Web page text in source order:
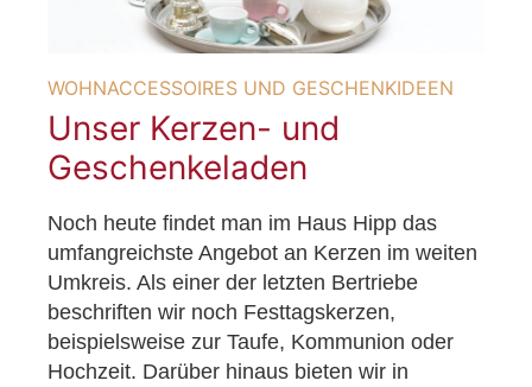
WOHNACCESSOIRES UND GESCHENKIDEEN
Unser Kerzen- und
Geschenkeladen
Noch heute findet man im Haus Hipp das
umfangreichste Angebot an Kerzen im weiten
Umkreis. Als einer der letzten Bertriebe
beschriften wir noch Festtagskerzen,
beispielsweise zur Taufe, Kommunion oder
Hochzeit. Darüber hinaus bieten wir in